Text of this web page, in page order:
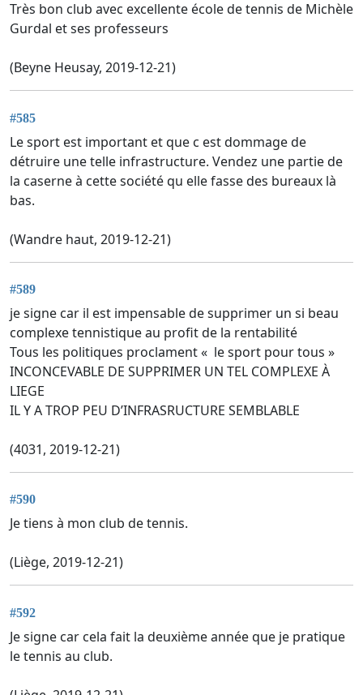
Très bon club avec excellente école de tennis de Michèle
Gurdal et ses professeurs
(Beyne Heusay, 2019-12-21)
#585
Le sport est important et que c est dommage de
détruire une telle infrastructure. Vendez une partie de
la caserne à cette société qu elle fasse des bureaux là
bas.
(Wandre haut, 2019-12-21)
#589
je signe car il est impensable de supprimer un si beau
complexe tennistique au profit de la rentabilité
Tous les politiques proclament « le sport pour tous »
INCONCEVABLE DE SUPPRIMER UN TEL COMPLEXE À
LIEGE
IL Y A TROP PEU D’INFRASRUCTURE SEMBLABLE
(4031, 2019-12-21)
#590
Je tiens à mon club de tennis.
(Liège, 2019-12-21)
#592
Je signe car cela fait la deuxième année que je pratique
le tennis au club.